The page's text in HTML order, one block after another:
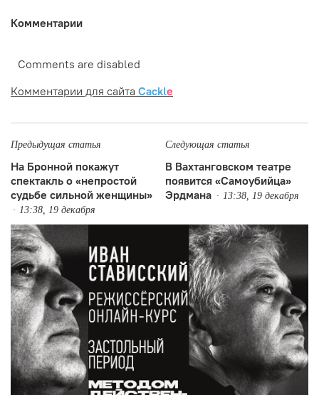
Комментарии
Comments are disabled
Комментарии для сайта Cackle
Предыдущая статья
На Бронной покажут
спектакль о «непростой
судьбе сильной женщины»
13:38, 19 декабря
Следующая статья
В Вахтанговском театре
появится «Самоубийца»
Эрдмана
13:38, 19 декабря